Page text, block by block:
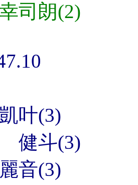
司朗(2)
叶(3)
健斗(3)
音(3)